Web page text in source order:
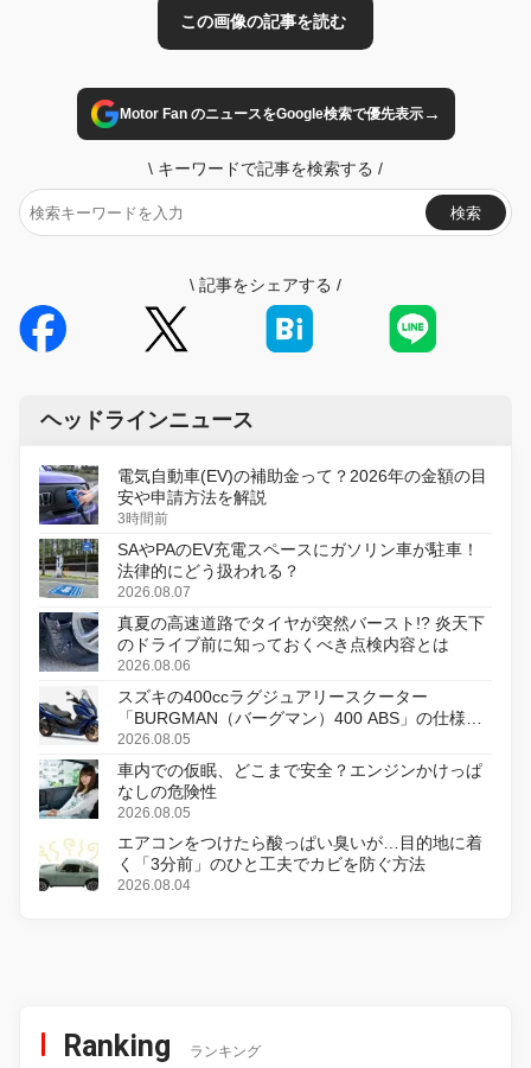
Motor Fan のニュースをGoogle検索で優先表示→
\ キーワードで記事を検索する /
検索
\ 記事をシェアする /
ヘッドラインニュース
電気自動車(EV)の補助金って？2026年の金額の目
安や申請方法を解説
3時間前
SAやPAのEV充電スペースにガソリン車が駐車！
法律的にどう扱われる？
2026.08.07
真夏の高速道路でタイヤが突然バースト!? 炎天下
のドライブ前に知っておくべき点検内容とは
2026.08.06
スズキの400ccラグジュアリースクーター
「BURGMAN（バーグマン）400 ABS」の仕様を
変更し、8月18日に発売
2026.08.05
車内での仮眠、どこまで安全？エンジンかけっぱ
なしの危険性
2026.08.05
エアコンをつけたら酸っぱい臭いが…目的地に着
く「3分前」のひと工夫でカビを防ぐ方法
2026.08.04
Ranking ランキング